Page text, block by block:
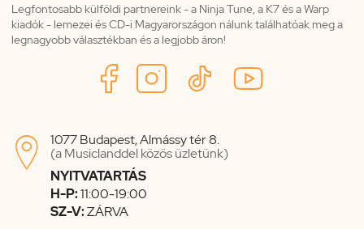
Legfontosabb külföldi partnereink - a Ninja Tune, a K7 és a Warp
kiadók - lemezei és CD-i Magyarországon nálunk találhatóak meg a
legnagyobb választékban és a legjobb áron!

1077 Budapest, Almássy tér 8.
(a Musiclanddel közös üzletünk)
NYITVATARTÁS
H-P:11:00-19:00
SZ-V:ZÁRVA